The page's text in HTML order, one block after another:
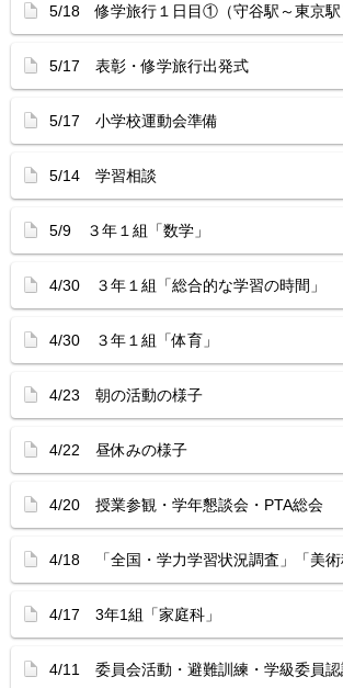
5/18 修学旅行１日目①（守谷駅～東京駅
5/17 表彰・修学旅行出発式
5/17 小学校運動会準備
5/14 学習相談
5/9 ３年１組「数学」
4/30 ３年１組「総合的な学習の時間」
4/30 ３年１組「体育」
4/23 朝の活動の様子
4/22 昼休みの様子
4/20 授業参観・学年懇談会・PTA総会
4/18 「全国・学力学習状況調査」「美術
4/17 3年1組「家庭科」
4/11 委員会活動・避難訓練・学級委員認